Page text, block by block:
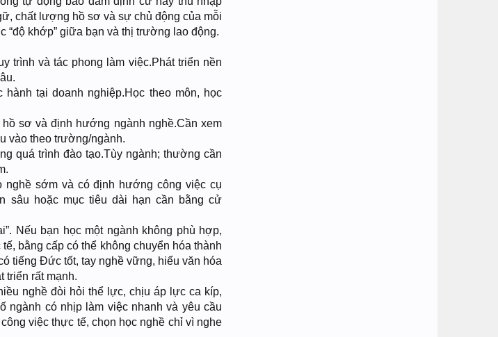
chất lượng hồ sơ và sự chủ động của mỗi
khớp” giữa bạn và thị trường lao động.
trình và tác phong làm việc.Phát triển nền
tại doanh nghiệp.Học theo môn, học
sơ và định hướng ngành nghề.Cần xem
vào theo trường/ngành.
quá trình đào tạo.Tùy ngành; thường cần
sớm và có định hướng công việc cụ
sâu hoặc mục tiêu dài hạn cần bằng cử
Nếu bạn học một ngành không phù hợp,
bằng cấp có thể không chuyển hóa thành
tiếng Đức tốt, tay nghề vững, hiểu văn hóa
triển rất mạnh.
nghề đòi hỏi thể lực, chịu áp lực ca kíp,
ngành có nhịp làm việc nhanh và yêu cầu
việc thực tế, chọn học nghề chỉ vì nghe